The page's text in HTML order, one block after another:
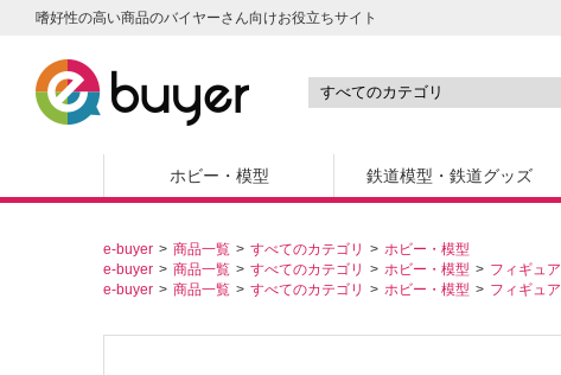
嗜好性の高い商品のバイヤーさん向けお役立ちサイト
ホビー・模型 鉄道模型・鉄道グッズ
e-buyer 商品一覧 すべてのカテゴリ
ホビー・模型
e-buyer
商品一覧 すべてのカテゴリ ホビー・模型
フィギュア
e-buyer
商品一覧 すべてのカテゴリ ホビー・模型 フィギュア